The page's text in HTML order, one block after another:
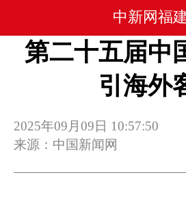
中新网福
第二十五届中
引海外
2025年09月09日 10:57:50
来源：中国新闻网